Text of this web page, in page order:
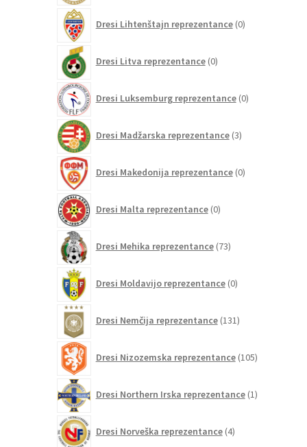
Dresi Lihtenštajn reprezentance 0izdelkov
Dresi Litva reprezentance 0izdelkov
Dresi Luksemburg reprezentance 0izdelkov
Dresi Madžarska reprezentance 3izdelki
Dresi Makedonija reprezentance 0izdelkov
Dresi Malta reprezentance 0izdelkov
Dresi Mehika reprezentance 73izdelkov
Dresi Moldavijo reprezentance 0izdelkov
Dresi Nemčija reprezentance 131izdelkov
Dresi Nizozemska reprezentance 105izdelkov
Dresi Northern Irska reprezentance 1izdelek
Dresi Norveška reprezentance 4izdelki